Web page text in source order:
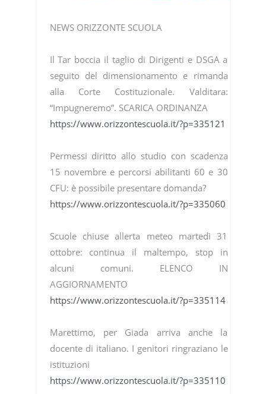
NEWS ORIZZONTE SCUOLA
Il Tar boccia il taglio di Dirigenti e DSGA a
seguito del dimensionamento e rimanda
alla Corte Costituzionale. Valditara:
“Impugneremo”. SCARICA ORDINANZA
https://www.orizzontescuola.it/?p=335121
Permessi diritto allo studio con scadenza
15 novembre e percorsi abilitanti 60 e 30
CFU: è possibile presentare domanda?
https://www.orizzontescuola.it/?p=335060
Scuole chiuse allerta meteo martedì 31
ottobre: continua il maltempo, stop in
alcuni comuni. ELENCO IN
AGGIORNAMENTO
https://www.orizzontescuola.it/?p=335114
Marettimo, per Giada arriva anche la
docente di italiano. I genitori ringraziano le
istituzioni
https://www.orizzontescuola.it/?p=335110